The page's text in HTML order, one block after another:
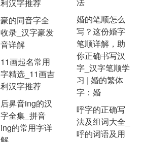
利汉字推荐
豪的同音字全
收录_汉字豪发
音详解
11画起名常用
字精选_11画吉
利汉字推荐
后鼻音ing的汉
字全集_拼音
ing的常用字详
婚的笔顺怎么
写？这份婚字
笔顺详解，助
你正确书写汉
字_汉字笔顺学
习 | 婚的繁体
字：婚
呼字的正确写
法及组词大全_
呼的词语及用